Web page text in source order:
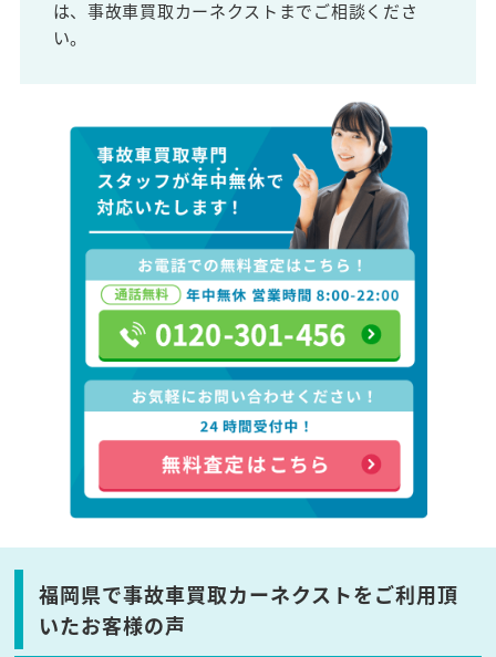
は、事故車買取カーネクストまでご相談くださ
い。
福岡県で事故車買取カーネクストをご利用頂
いたお客様の声